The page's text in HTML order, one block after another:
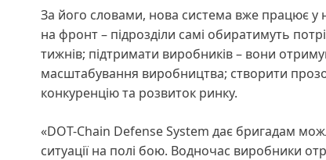
За його словами, нова система вже працює у
на фронт – підрозділи самі обиратимуть
тижнів; підтримати виробників – вони
масштабування виробництва; створити
конкуренцію та розвиток ринку.
«DOT-Chain Defense System дає бригадам
ситуації на полі бою. Водночас виробники